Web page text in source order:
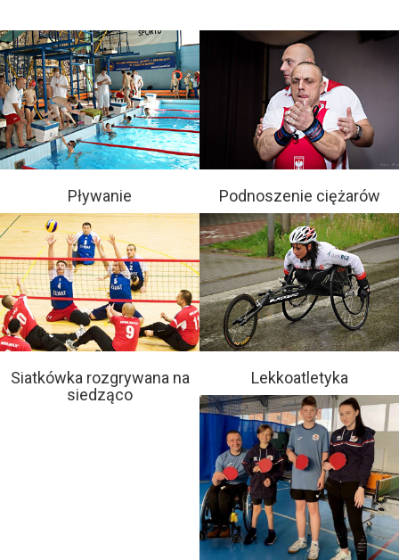
Pływanie Podnoszenie ciężarów
Siatkówka rozgrywana na
siedząco
Lekkoatletyka